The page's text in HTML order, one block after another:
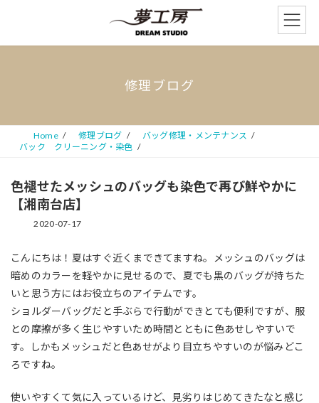
ン
ー
修理ブログ
Home 修理ブログ
バッグ修理・メンテナンス
バック クリーニング・染色
色褪せたメッシュのバッグも染色で再び鮮やかに
【湘南台店】
2020-07-17
こんにちは！夏はすぐ近くまできてますね。メッシュのバッグは
暗めのカラーを軽やかに見せるので、夏でも黒のバッグが持ちた
いと思う方にはお役立ちのアイテムです。
ショルダーバッグだと手ぶらで行動ができとても便利ですが、服
との摩擦が多く生じやすいため時間とともに色あせしやすいで
す。しかもメッシュだと色あせがより目立ちやすいのが悩みどこ
ろですね。
使いやすくて気に入っているけど、見劣りはじめてきたなと感じ